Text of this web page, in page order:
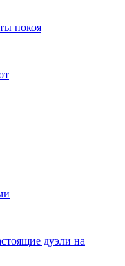
покоя
дуэли на